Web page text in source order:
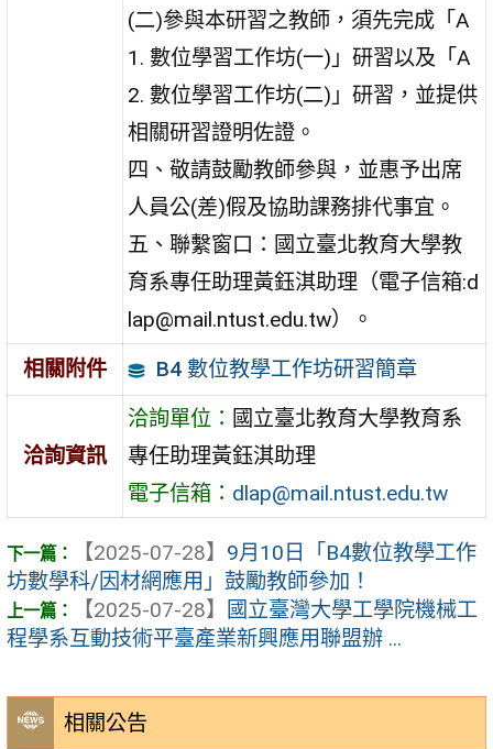
相關公告
(二)參與本研習之教師，須先完成「A
1. 數位學習工作坊(一)」研習以及「A
2. 數位學習工作坊(二)」研習，並提供
相關研習證明佐證。
四、敬請鼓勵教師參與，並惠予出席
人員公(差)假及協助課務排代事宜。
五、聯繫窗口：國立臺北教育大學教
育系專任助理黃鈺淇助理（電子信箱:d
lap@mail.ntust.edu.tw）。
相關附件
B4 數位教學工作坊研習簡章
洽詢資訊
洽詢單位： 國立臺北教育大學教育系
專任助理黃鈺淇助理
電子信箱： dlap@mail.ntust.edu.tw
【2025-07-28】 9月10日「B4數位教學工作
坊數學科/因材網應用」鼓勵教師參加！
【2025-07-28】
國立臺灣大學工學院機械工
程學系互動技術平臺產業新興應用聯盟辦 ...